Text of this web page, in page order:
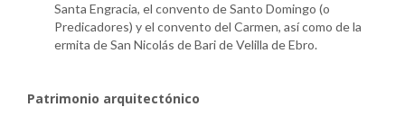
Santa Engracia, el convento de Santo Domingo (o
Predicadores) y el convento del Carmen, así como de la
ermita de San Nicolás de Bari de Velilla de Ebro.
Patrimonio arquitectónico